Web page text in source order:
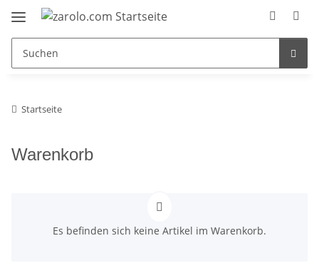
Startseite
Warenkorb
Es befinden sich keine Artikel im Warenkorb.